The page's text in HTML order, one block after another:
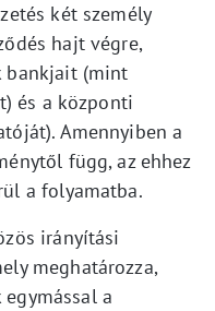
két személy
hajt végre,
bankjait (mint
és a központi
Amennyiben a
függ, az ehhez
a folyamatba.
irányítási
meghatározza,
a